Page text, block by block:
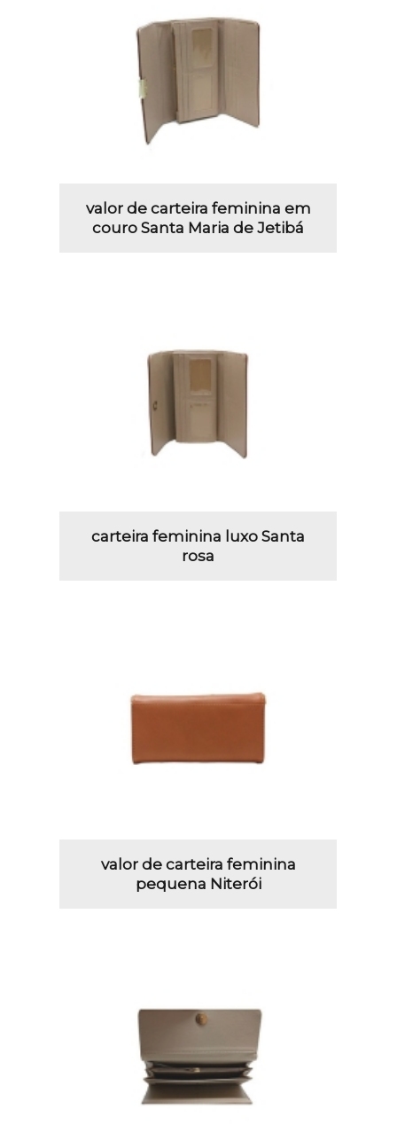
valor de carteira feminina em
couro Santa Maria de Jetibá
carteira feminina luxo Santa
rosa
valor de carteira feminina
pequena Niterói